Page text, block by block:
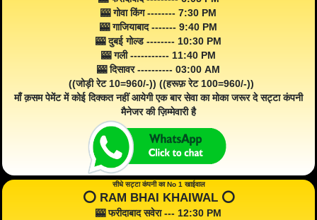
🎰 गोवा किंग -------- 7:30 PM
🎰 गाजियाबाद ------- 9:40 PM
🎰 दुबई गोल्ड -------- 10:30 PM
🎰 गली ----------- 11:40 PM
🎰 दिसावर ---------- 03:00 AM
((जोड़ी रेट 10=960/-)) ((हरूफ़ रेट 100=960/-))
माँ क़सम पेमेंट में कोई दिक्कत नहीं आयेगी एक बार सेवा का मोका जरूर दे सट्टा कंपनी
मैनेजर की ज़िम्मेवारी है
सीधे सट्टा कंपनी का No 1 खाईवाल
⭕️ RAM BHAI KHAIWAL ⭕️
🎰 फरीदाबाद सवेरा --- 12:30 PM